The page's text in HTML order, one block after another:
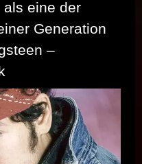
als eine der
Generation
–